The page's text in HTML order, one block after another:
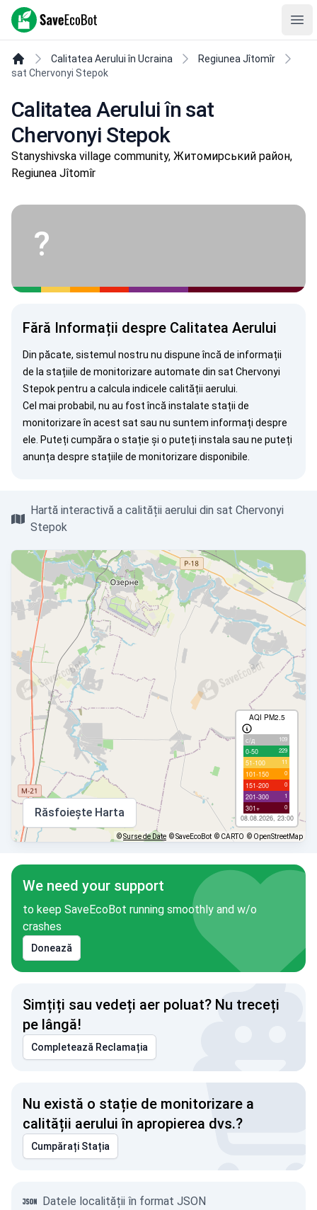
SaveEcoBot
Calitatea Aerului în Ucraina
Regiunea Jîtomîr
sat Chervonyi Stepok
Calitatea Aerului în sat
Chervonyi Stepok
Stanyshivska village community, Житомирський район,
Regiunea Jîtomîr
?
Fără Informații despre Calitatea Aerului
Din păcate, sistemul nostru nu dispune încă de informații
de la stațiile de monitorizare automate din sat Chervonyi
Stepok pentru a calcula indicele calității aerului.
Cel mai probabil, nu au fost încă instalate stații de
monitorizare în acest sat sau nu suntem informați despre
ele. Puteți cumpăra o stație și o puteți instala sau ne puteți
anunța despre stațiile de monitorizare disponibile.
Hartă interactivă a calității aerului din sat Chervonyi
Stepok
AQI PM2.5
с/д 109
0-50 229
51-100 11
101-150 0
151-200 0
201-300 1
301+ 0
08.08.2026, 23:00
Răsfoiește Harta
©Surse de Date © SaveEcoBot © CARTO © OpenStreetMap
We need your support
to keep SaveEcoBot running smoothly and w/o
crashes
Donează
Simțiți sau vedeți aer poluat? Nu treceți
pe lângă!
Completează Reclamația
Nu există o stație de monitorizare a
calității aerului în apropierea dvs.?
Cumpărați Stația
Datele localității în format JSON